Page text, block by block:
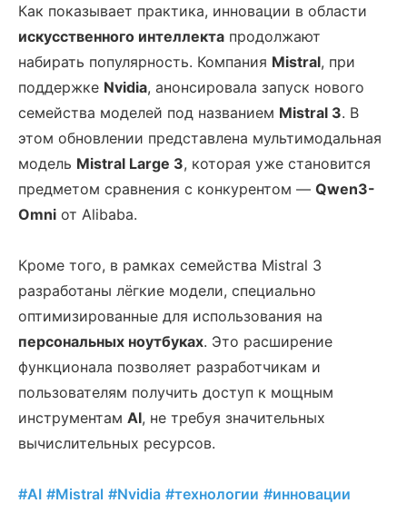
Как показывает практика, инновации в области
искусственного интеллекта продолжают
набирать популярность. Компания Mistral, при
поддержке Nvidia, анонсировала запуск нового
семейства моделей под названием Mistral 3. В
этом обновлении представлена мультимодальная
модель Mistral Large 3, которая уже становится
предметом сравнения с конкурентом — Qwen3-
Omni от Alibaba.
Кроме того, в рамках семейства Mistral 3
разработаны лёгкие модели, специально
оптимизированные для использования на
персональных ноутбуках. Это расширение
функционала позволяет разработчикам и
пользователям получить доступ к мощным
инструментам AI, не требуя значительных
вычислительных ресурсов.
#AI #Mistral #Nvidia #технологии #инновации